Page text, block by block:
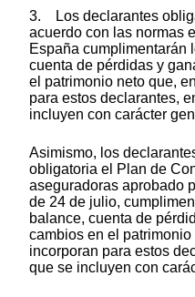
3. Los declarantes
acuerdo con las normas
España cumplimentarán
cuenta de pérdidas y
el patrimonio neto que,
para estos declarantes,
incluyen con carácter
Asimismo, los
obligatoria el Plan de
aseguradoras aprobado
de 24 de julio,
balance, cuenta de
cambios en el
incorporan para estos
que se incluyen con